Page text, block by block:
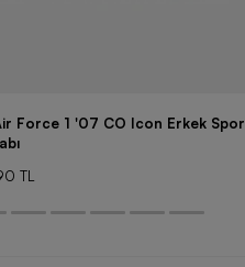
Force 1 '07 CO Icon Erkek Spor
TL